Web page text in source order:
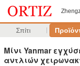
Σπίτι
Μίνι Yanmar
αντλιών